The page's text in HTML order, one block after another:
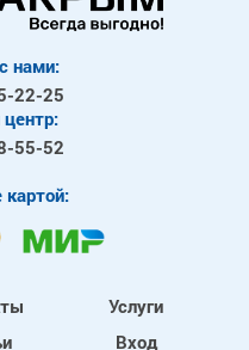
нами:
22-25
55-52
картой:
Услуги
Вход